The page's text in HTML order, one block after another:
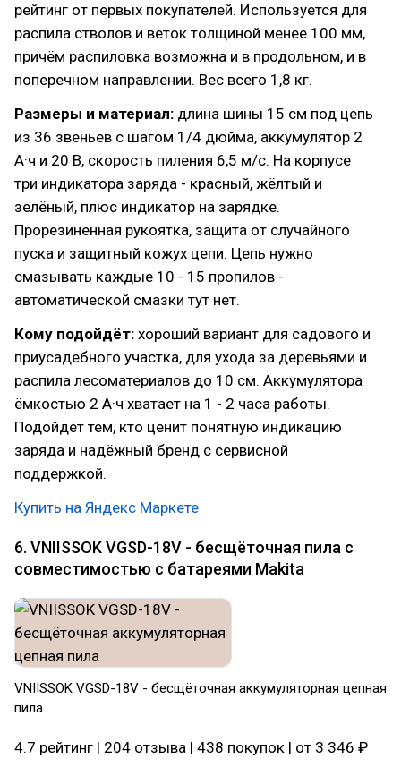
рейтинг от первых покупателей. Используется для
распила стволов и веток толщиной менее 100 мм,
причём распиловка возможна и в продольном, и в
поперечном направлении. Вес всего 1,8 кг.
Размеры и материал: длина шины 15 см под цепь
из 36 звеньев с шагом 1/4 дюйма, аккумулятор 2
А·ч и 20 В, скорость пиления 6,5 м/с. На корпусе
три индикатора заряда - красный, жёлтый и
зелёный, плюс индикатор на зарядке.
Прорезиненная рукоятка, защита от случайного
пуска и защитный кожух цепи. Цепь нужно
смазывать каждые 10 - 15 пропилов -
автоматической смазки тут нет.
Кому подойдёт: хороший вариант для садового и
приусадебного участка, для ухода за деревьями и
распила лесоматериалов до 10 см. Аккумулятора
ёмкостью 2 А·ч хватает на 1 - 2 часа работы.
Подойдёт тем, кто ценит понятную индикацию
заряда и надёжный бренд с сервисной
поддержкой.
Купить на Яндекс Маркете
6. VNIISSOK VGSD-18V - бесщёточная пила с
совместимостью с батареями Makita
VNIISSOK VGSD-18V - бесщёточная аккумуляторная цепная
пила
4.7 рейтинг | 204 отзыва | 438 покупок | от 3 346 ₽